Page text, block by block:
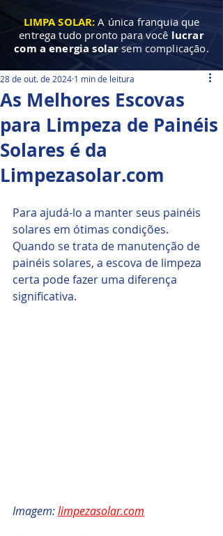
LIMPA SOLAR:A única franquia que
entrega tudo pronto para você lucrar
com a energia solar sem complicação.
As Melhores Escovas
para Limpeza de Painéis
Solares é da
Limpezasolar.com
28 de out. de 2024 1 min de leitura
Para ajudá-lo a manter seus painéis
solares em ótimas condições.
Quando se trata de manutenção de
painéis solares, a escova de limpeza
certa pode fazer uma diferença
significativa.
Imagem: limpezasolar.com